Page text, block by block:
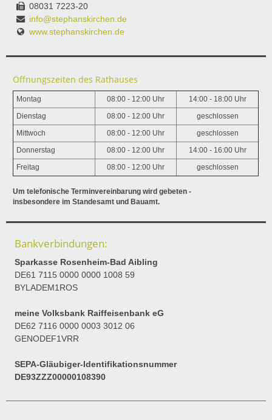
08031 7223-20
info@stephanskirchen.de
www.stephanskirchen.de
Öffnungszeiten des Rathauses
Montag 08:00 - 12:00 Uhr 14:00 - 18:00 Uhr
Dienstag 08:00 - 12:00 Uhr geschlossen
Mittwoch 08:00 - 12:00 Uhr geschlossen
Donnerstag 08:00 - 12:00 Uhr 14:00 - 16:00 Uhr
Freitag 08:00 - 12:00 Uhr geschlossen
Um telefonische Terminvereinbarung wird gebeten -
insbesondere im Standesamt und Bauamt.
Bankverbindungen:
Sparkasse Rosenheim-Bad Aibling
DE61 7115 0000 0000 1008 59
BYLADEM1ROS
meine Volksbank Raiffeisenbank eG
DE62 7116 0000 0003 3012 06
GENODEF1VRR
SEPA-Gläubiger-Identifikationsnummer
DE93ZZZ00000108390